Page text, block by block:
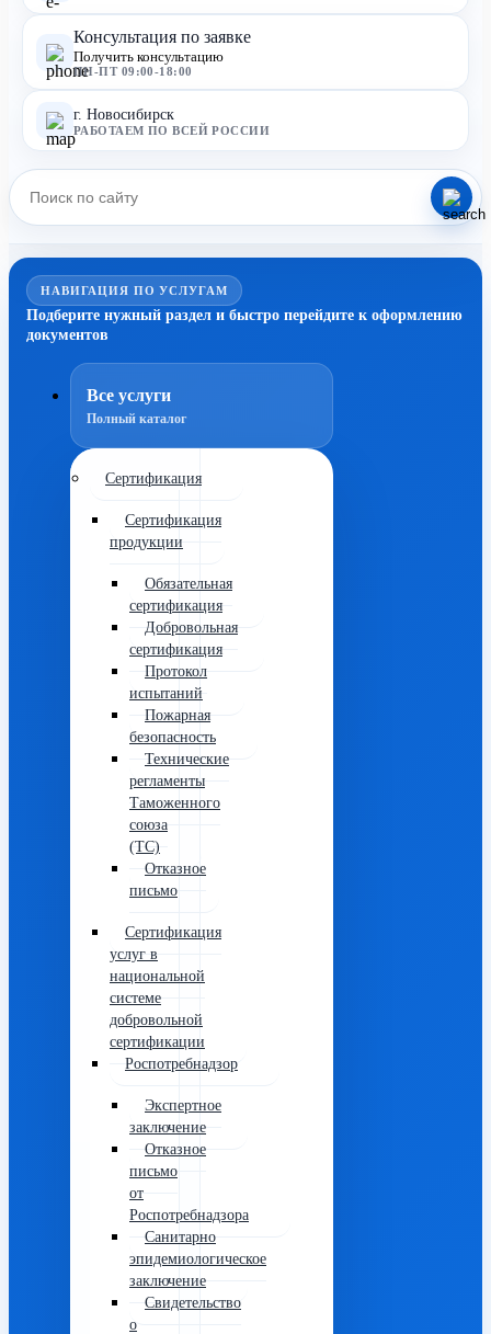
Консультация по заявке
Получить консультацию
ПН-ПТ 09:00-18:00
г. Новосибирск
РАБОТАЕМ ПО ВСЕЙ РОССИИ
НАВИГАЦИЯ ПО УСЛУГАМ
Подберите нужный раздел и быстро перейдите к оформлению
документов
Все услуги
Полный каталог
Сертификация
Сертификация
продукции
Обязательная
сертификация
Добровольная
сертификация
Протокол
испытаний
Пожарная
безопасность
Технические
регламенты
Таможенного
союза
(ТС)
Отказное
письмо
Сертификация
услуг в
национальной
системе
добровольной
сертификации
Роспотребнадзор
Экспертное
заключение
Отказное
письмо
от
Роспотребнадзора
Санитарно
эпидемиологическое
заключение
Свидетельство
о